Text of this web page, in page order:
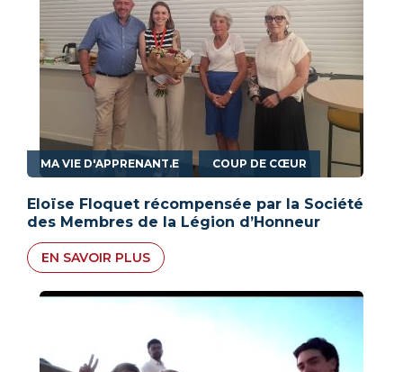
MA VIE D'APPRENANT.E , COUP DE CŒUR
Eloïse Floquet récompensée par la Société
des Membres de la Légion d’Honneur
EN SAVOIR PLUS